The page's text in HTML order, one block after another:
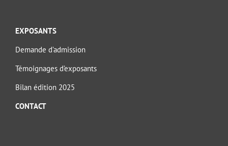
EXPOSANTS
Demande d’admission
Témoignages d’exposants
Bilan édition 2025
CONTACT